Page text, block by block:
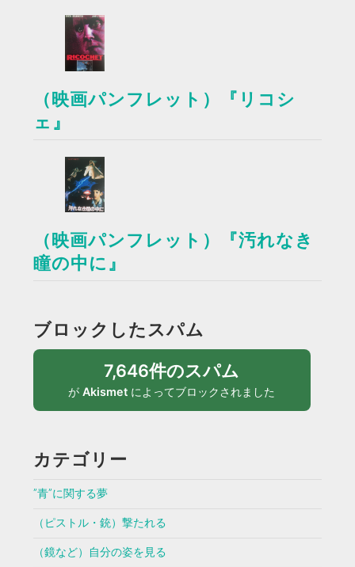
（映画パンフレット）『リコシ
ェ』
（映画パンフレット）『汚れなき
瞳の中に』
ブロックしたスパム
7,646件のスパム
がAkismet によってブロックされました
カテゴリー
”青”に関する夢
（ピストル・銃）撃たれる
（鏡など）自分の姿を見る